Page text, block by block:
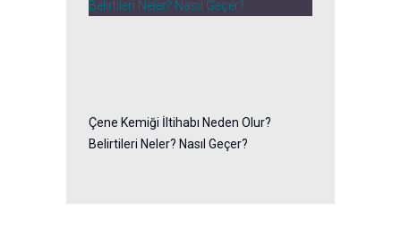
Çene Kemiği İltihabı Neden Olur?
Belirtileri Neler? Nasıl Geçer?